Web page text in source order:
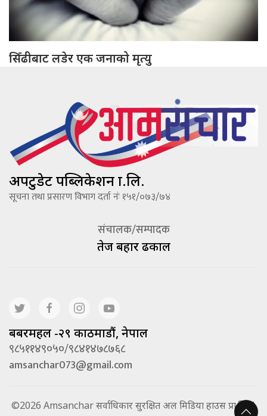
सिँढीबाट लडेर एक जनाको मृत्यु
अपटुडेट पब्लिकेशन प्रा.लि.
सूचना तथा प्रसारण विभाग दर्ता नंः १५१/०७३/७४
संचालक/सम्पादक
तेज बहादूर ढकाल
बबरमहल -२९ काठमाडौं, नेपाल
९८५११४९०५०/९८४१४७८७६८
amsanchar073@gmail.com
©2026 Amsanchar सर्वाधिकार सुरक्षित अल मिडिया हाउस प्रा.लि. |